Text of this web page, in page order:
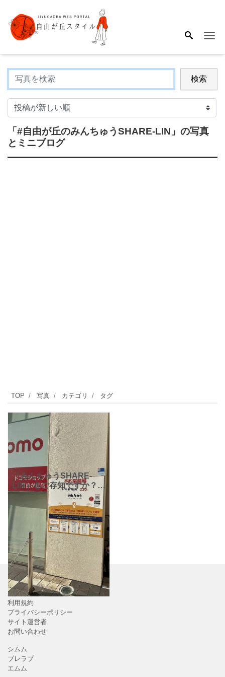
検索
「#自由が丘のみんちゅうSHARE-LIN」 の写真
とミニブログ
TOP 写真 カテゴリ タグ
「みんちゅうSHARE-
LIN」をご存知ですか？空
き駐輪場や駐車スペース
を、スマホで貸し借りで
きるサービスです。スペ
ースを貸したい人は写真
と日時を登録し、使いた
ホーム
利用規約
プライバシーポリシー
サイト運営者
お問い合わせ
シムム
ブレラブ
エムム